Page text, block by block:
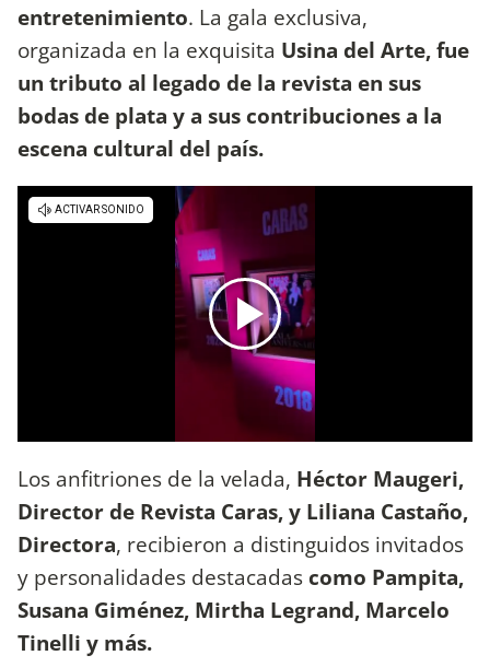
entretenimiento. La gala exclusiva,
organizada en la exquisita Usina del Arte, fue
un tributo al legado de la revista en sus
bodas de plata y a sus contribuciones a la
escena cultural del país.
Los anfitriones de la velada, Héctor Maugeri,
Director de Revista Caras, y Liliana Castaño,
Directora, recibieron a distinguidos invitados
y personalidades destacadas como Pampita,
Susana Giménez, Mirtha Legrand, Marcelo
Tinelli y más.